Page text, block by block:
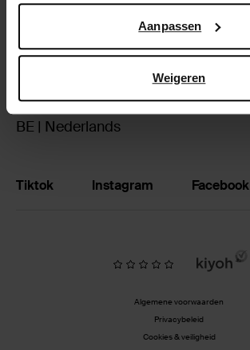
Aanpassen
Weigeren
Ruilen & retourneren
Brandstores
BE | Nederlands
Tiktok Instagram Facebook
Algemene voorwaarden
Privacybeleid
Cookies & veiligheid